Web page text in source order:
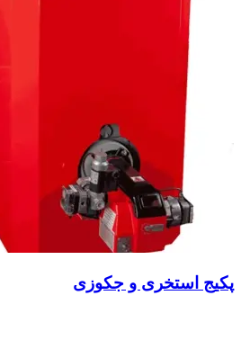
پکیج استخری و جکوزی